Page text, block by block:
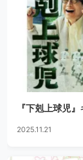
『下剋上球児
2025.11.21